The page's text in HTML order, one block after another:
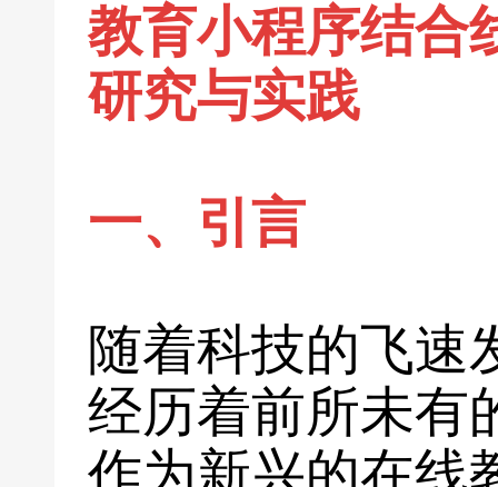
教育小程序结合
研究与实践
一、引言
随着科技的飞速
经历着前所未有
作为新兴的在线